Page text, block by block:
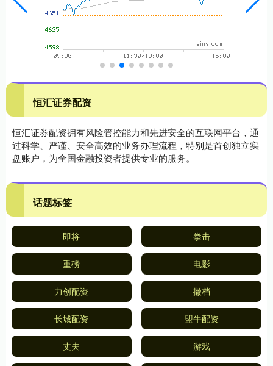
恒汇证券配资
恒汇证券配资拥有风险管控能力和先进安全的互联网平台，通
过科学、严谨、安全高效的业务办理流程，特别是首创独立实
盘账户，为全国金融投资者提供专业的服务。
话题标签
即将 拳击
重磅 电影
力创配资 撤档
长城配资 盟牛配资
丈夫 游戏